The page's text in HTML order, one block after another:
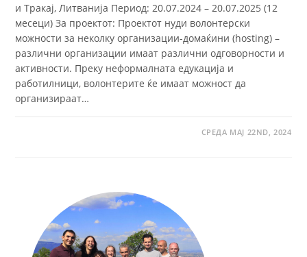
и Тракај, Литванија Период: 20.07.2024 – 20.07.2025 (12
месеци) За проектот: Проектот нуди волонтерски
можности за неколку организации-домаќини (hosting) –
различни организации имаат различни одговорности и
активности. Преку неформалната едукација и
работилници, волонтерите ќе имаат можност да
организираат…
СРЕДА МАЈ 22ND, 2024